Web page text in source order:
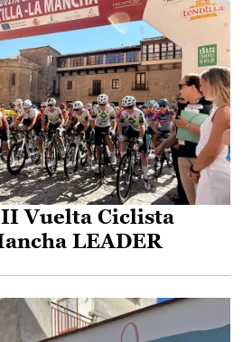
Vuelta Ciclista
LEADER